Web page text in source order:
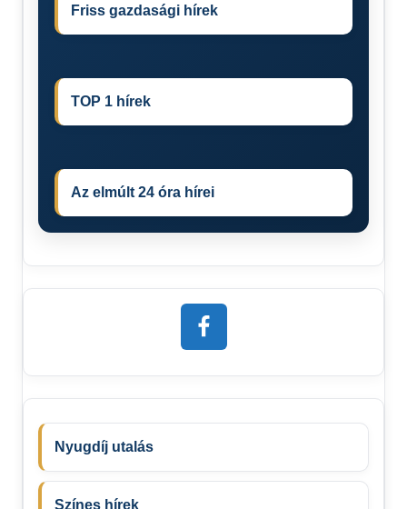
Friss gazdasági hírek
TOP 1 hírek
Az elmúlt 24 óra hírei
Nyugdíj utalás
Színes hírek